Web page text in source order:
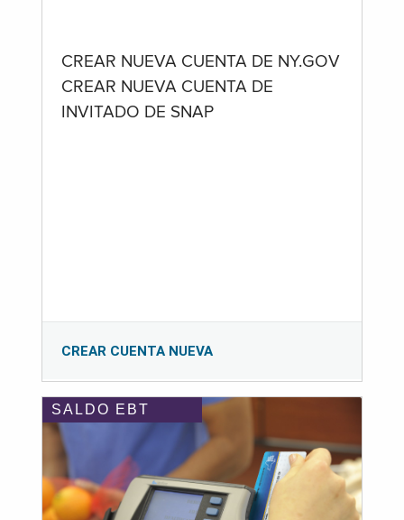
CREAR NUEVA CUENTA DE NY.GOV
CREAR NUEVA CUENTA DE
INVITADO DE SNAP
CREAR CUENTA NUEVA
SALDO EBT